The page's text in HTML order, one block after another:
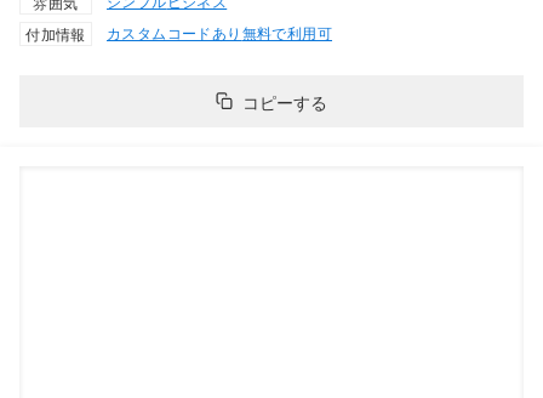
付加情報
カスタムコードあり 無料で利用可
コピーする